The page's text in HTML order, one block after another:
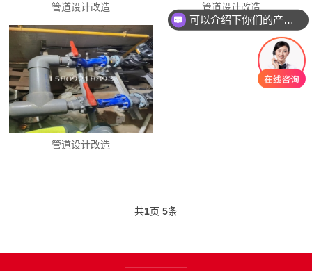
管道设计改造 管道设计改造
管道设计改造
共1页 5条
可以介绍下你们的产品么